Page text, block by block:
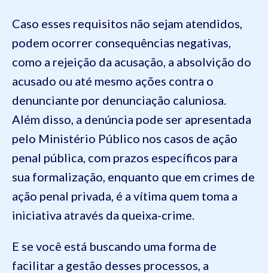
Caso esses requisitos não sejam atendidos,
podem ocorrer consequências negativas,
como a rejeição da acusação, a absolvição do
acusado ou até mesmo ações contra o
denunciante por denunciação caluniosa.
Além disso, a denúncia pode ser apresentada
pelo Ministério Público nos casos de ação
penal pública, com prazos específicos para
sua formalização, enquanto que em crimes de
ação penal privada, é a vítima quem toma a
iniciativa através da queixa-crime.
E se você está buscando uma forma de
facilitar a gestão desses processos, a